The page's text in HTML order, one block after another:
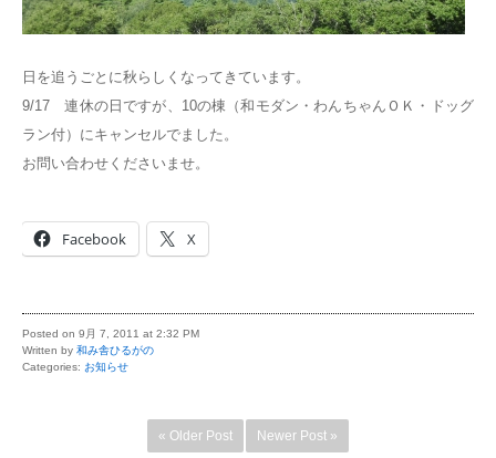
日を追うごとに秋らしくなってきています。
9/17 連休の日ですが、10の棟（和モダン・わんちゃんＯＫ・ドッグ
ラン付）にキャンセルでました。
お問い合わせくださいませ。
Facebook X
Posted on 9月 7, 2011 at 2:32 PM
Written by 和み舎ひるがの
Categories: お知らせ
« Older Post Newer Post »